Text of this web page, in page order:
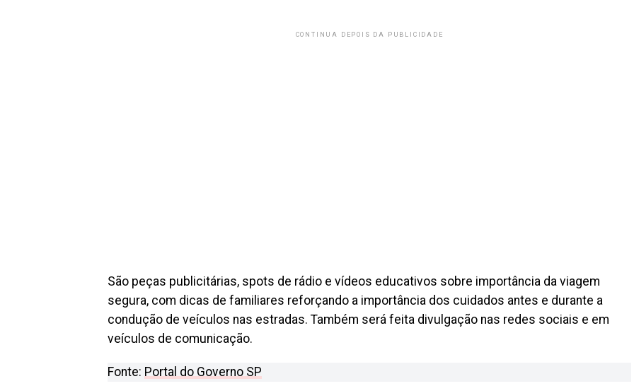
CONTINUA DEPOIS DA PUBLICIDADE
São peças publicitárias, spots de rádio e vídeos educativos sobre importância da viagem
segura, com dicas de familiares reforçando a importância dos cuidados antes e durante a
condução de veículos nas estradas. Também será feita divulgação nas redes sociais e em
veículos de comunicação.
Fonte: Portal do Governo SP